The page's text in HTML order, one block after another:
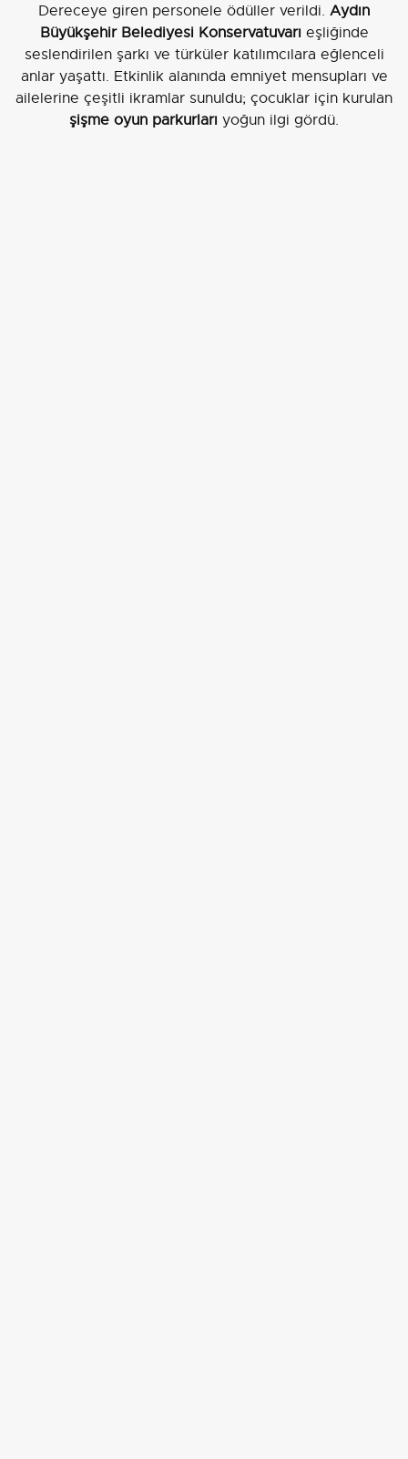
Dereceye giren personele ödüller verildi. Aydın
Büyükşehir Belediyesi Konservatuvarı eşliğinde
seslendirilen şarkı ve türküler katılımcılara eğlenceli
anlar yaşattı. Etkinlik alanında emniyet mensupları ve
ailelerine çeşitli ikramlar sunuldu; çocuklar için kurulan
şişme oyun parkurları yoğun ilgi gördü.